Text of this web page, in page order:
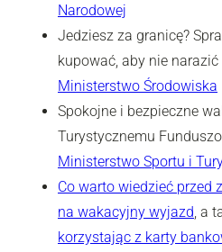
Narodowej
Jedziesz za granicę?
kupować, aby nie narazić
Ministerstwo Środowiska
Spokojne i bezpieczne
Turystycznemu
Ministerstwo Sportu i
Co warto wiedzieć przed
na wakacyjny wyjazd, a
korzystając z karty